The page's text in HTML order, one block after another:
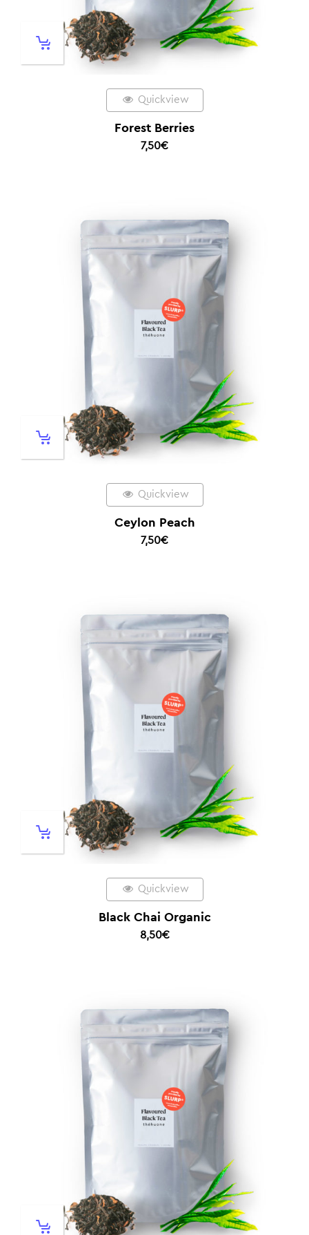
Quickview
Forest Berries
7,50€
Quickview
Ceylon Peach
7,50€
Quickview
Black Chai Organic
8,50€